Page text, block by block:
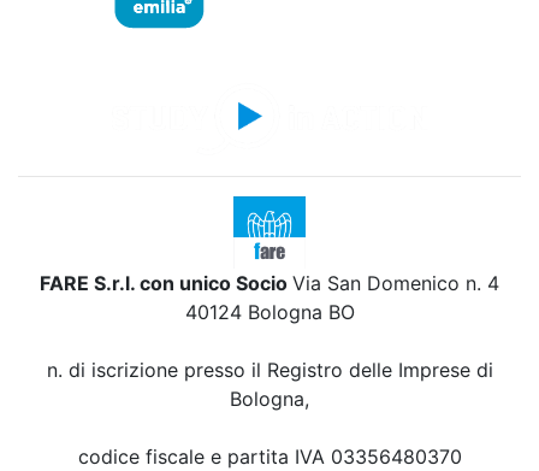
FARE S.r.l. con unico Socio Via San Domenico n. 4
40124 Bologna BO
n. di iscrizione presso il Registro delle Imprese di
Bologna,
codice fiscale e partita IVA 03356480370